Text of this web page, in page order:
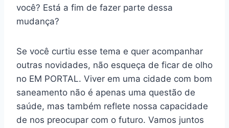
você? Está a fim de fazer parte dessa
mudança?
Se você curtiu esse tema e quer acompanhar
outras novidades, não esqueça de ficar de olho
no EM PORTAL. Viver em uma cidade com bom
saneamento não é apenas uma questão de
saúde, mas também reflete nossa capacidade
de nos preocupar com o futuro. Vamos juntos